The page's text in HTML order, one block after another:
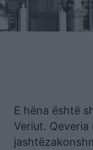
E hëna është
Veriut.